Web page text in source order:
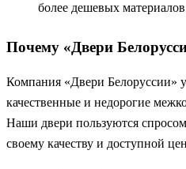
более дешевых
Почему «Двери
Компания «Двери Белоруссии»
качественные и недорогие
Наши двери пользуются
своему качеству и доступной